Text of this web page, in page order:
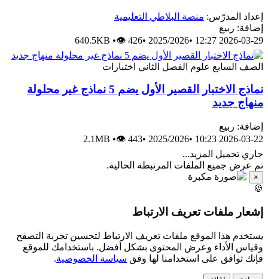
إعداد المدرّس: منصة البلاطي التعليمية
إضافة: ربيع
2026-03-29 12:27
•
2025/2026
•
640.5KB •👁 426
الصف السابع علوم الفصل الثاني اختبارات
نماذج الاختبار القصير الأول يضم 5 نماذج غير محلولة
منهاج جديد
إضافة: ربيع
2026-03-22 10:23
•
2025/2026
•
2.1MB •👁 443
جاري تحميل المزيد...
تم عرض جميع الملفات المرتبطة الحالية.
×
🍪
إشعار ملفات تعريف الارتباط
يستخدم هذا الموقع ملفات تعريف الارتباط لتحسين تجربة التصفح
وقياس الأداء وعرض المحتوى بشكل أفضل. باستخدامك للموقع
فإنك توافق على استخدامنا لها وفق سياسة الخصوصية.